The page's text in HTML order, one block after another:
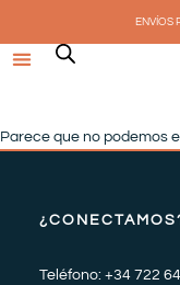
contenido
ENVÍOS
Parece que no podemos
Teléfono: +34 722